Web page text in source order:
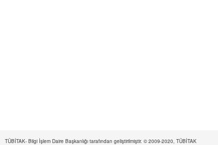
TÜBİTAK- Bilgi İşlem Daire Başkanlığı tarafından geliştirilmiştir. © 2009-2020, TÜBİTAK